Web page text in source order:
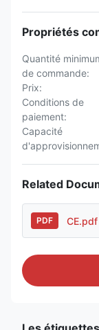
Propriétés
Quantité
de commande:
Prix:
Conditions de
paiement:
Capacité
Related
PDF CE.pdf